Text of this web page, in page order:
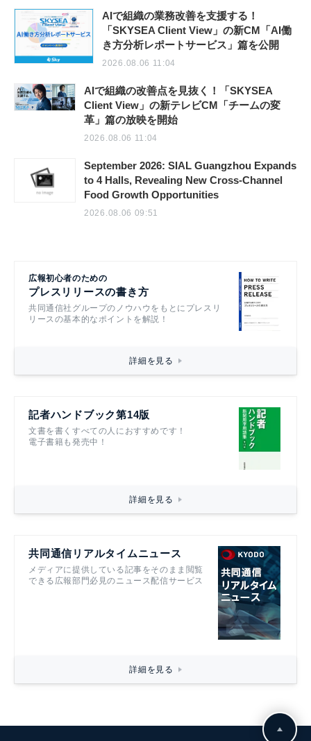
AIで組織の業務改善を支援する！
「SKYSEA Client View」の新CM「AI働
き方分析レポートサービス」篇を公開
2026.08.06 11:04
AIで組織の改善点を見抜く！「SKYSEA
Client View」の新テレビCM「チームの変
革」篇の放映を開始
2026.08.06 11:04
September 2026: SIAL Guangzhou Expands
to 4 Halls, Revealing New Cross-Channel
Food Growth Opportunities
2026.08.06 09:51
広報初心者のための
プレスリリースの書き方
共同通信社グループのノウハウをもとにプレスリ
リースの基本的なポイントを解説！
詳細を見る
記者ハンドブック第14版
文書を書くすべての人におすすめです！
電子書籍も発売中！
詳細を見る
共同通信リアルタイムニュース
メディアに提供している記事をそのまま閲覧
できる広報部門必見のニュース配信サービス
詳細を見る